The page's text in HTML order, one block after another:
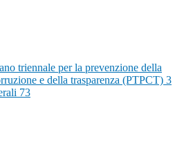
triennale per la prevenzione della
e della trasparenza (PTPCT) 3
73